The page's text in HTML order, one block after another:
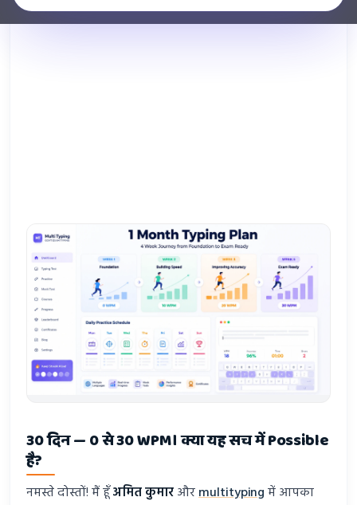
30 दिन — 0 से 30 WPM। क्या यह सच में Possible
है?
नमस्ते दोस्तों! मैं हूँअमित कुमारऔरmultitypingमें आपका